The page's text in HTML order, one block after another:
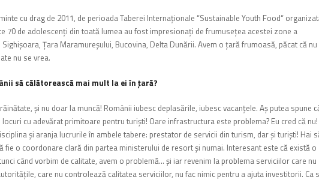
cu drag de 2011, de perioada Taberei Internaţionale “Sustainable Youth Food“
70 de adolescenţi din toată lumea au fost impresionaţi de frumuseţea acestei zone a
Ţara Maramureşului, Bucovina, Delta Dunării. Avem o ţară frumoasă, păcat că nu
nu se vrea.
să călătorească mai mult la ei în ţară?
şi nu doar la muncă! Românii iubesc deplasările, iubesc vacanţele. Aş putea spune
cu adevărat primitoare pentru turişti! Oare infrastructura este problema? Eu cred că nu!
şi aranja lucrurile în ambele tabere: prestator de servicii din turism, dar şi turişti! Hai
fie o coordonare clară din partea ministerului de resort şi numai. Interesant este că există o
când vorbim de calitate, avem o problemă… şi iar revenim la problema serviciilor care nu
care nu controlează calitatea serviciilor, nu fac nimic pentru a ajuta investitorii. Ca